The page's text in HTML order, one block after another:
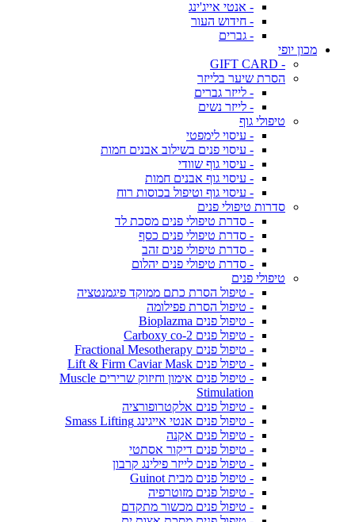
- אנטי אייג'ינג
- חידוש העור
- גברים
מכון יופי
- GIFT CARD
הסרת שיער בלייזר
- לייזר גברים
- לייזר נשים
טיפולי גוף
- עיסוי לימפטי
- עיסוי פנים בשילוב אבנים חמות
- עיסוי גוף שוודי
- עיסוי גוף אבנים חמות
- עיסוי גוף וטיפול בכוסות רוח
סדרות טיפולי פנים
- סדרת טיפולי פנים מסכת לד
- סדרת טיפולי פנים כסף
- סדרת טיפולי פנים זהב
- סדרת טיפולי פנים יהלום
טיפולי פנים
- טיפול הסרת כתם ממוקד פיגמנטציה
- טיפול הסרת פפילומה
- טיפול פנים Bioplazma
- טיפול פנים Carboxy co-2
- טיפול פנים Fractional Mesotherapy
- טיפול פנים Lift & Firm Caviar Mask
- טיפול פנים אימון וחיזוק שרירים Muscle
Stimulation
- טיפול פנים אלקטרופורציה
- טיפול פנים אנטי אייגינג Smass Lifting
- טיפול פנים אקנה
- טיפול פנים דיקור אסתטי
- טיפול פנים לייזר פילינג קרבון
- טיפול פנים מבית Guinot
- טיפול פנים מזוטרפיה
- טיפול פנים מכשור מתקדם